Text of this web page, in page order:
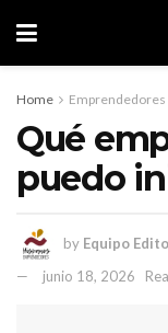
Home Emprendedores
Qué
puedo
by Equipo
junio 18, 2026